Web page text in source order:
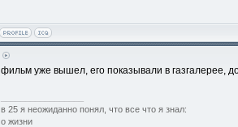
фильм уже вышел, его показывали в газгалерее,
в 25 я неожиданно понял, что все что я знал:
о жизни